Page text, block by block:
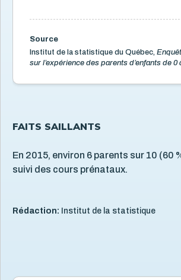
Santé des parents
Santé mentale de l'enfant
Santé physique de l'enfant
Utilisation des écrans
Source
Institut de la statistique du Québec,
sur l’expérience des parents d’enfants de 0
FAITS SAILLANTS
En 2015, environ 6 parents sur 10 (60
suivi des cours prénataux.
Rédaction: Institut de la statistique